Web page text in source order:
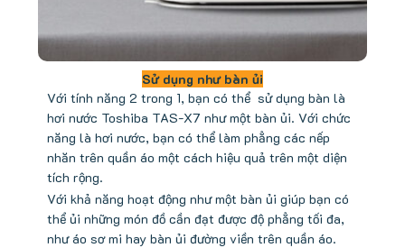
Sử dụng như bàn ủi
Với tính năng 2 trong 1, bạn có thể sử dụng bàn là
hơi nước Toshiba TAS-X7 như một bàn ủi. Với chức
năng là hơi nước, bạn có thể làm phẳng các nếp
nhăn trên quần áo một cách hiệu quả trên một diện
tích rộng.
Với khả năng hoạt động như một bàn ủi giúp bạn có
thể ủi những món đồ cần đạt được độ phẳng tối đa,
như áo sơ mi hay bàn ủi đường viền trên quần áo.